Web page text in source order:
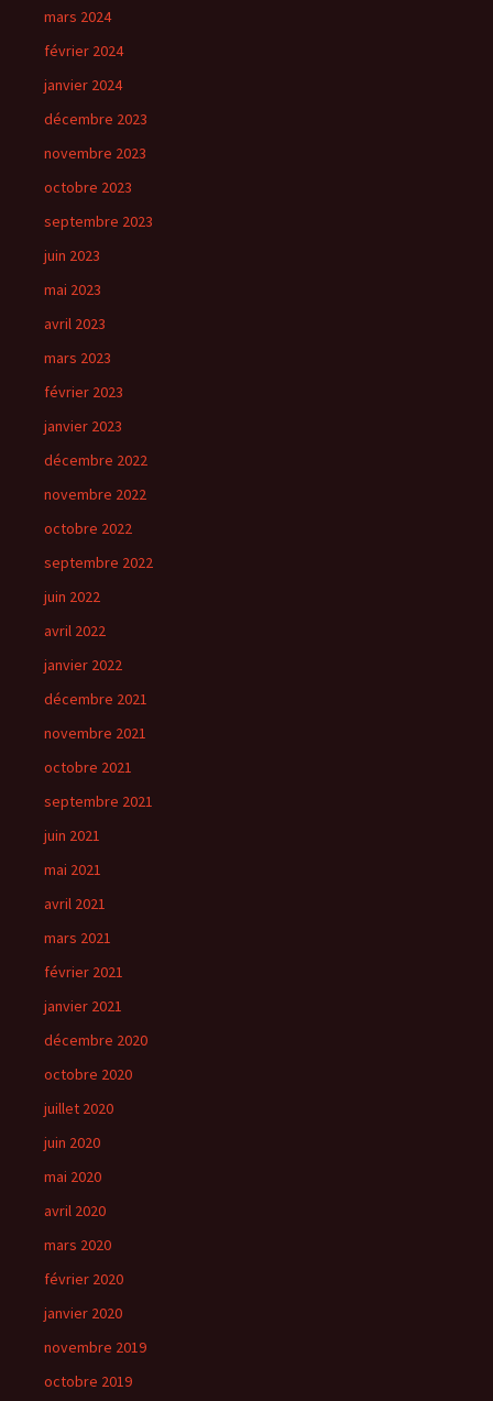
mars 2024
février 2024
janvier 2024
décembre 2023
novembre 2023
octobre 2023
septembre 2023
juin 2023
mai 2023
avril 2023
mars 2023
février 2023
janvier 2023
décembre 2022
novembre 2022
octobre 2022
septembre 2022
juin 2022
avril 2022
janvier 2022
décembre 2021
novembre 2021
octobre 2021
septembre 2021
juin 2021
mai 2021
avril 2021
mars 2021
février 2021
janvier 2021
décembre 2020
octobre 2020
juillet 2020
juin 2020
mai 2020
avril 2020
mars 2020
février 2020
janvier 2020
novembre 2019
octobre 2019